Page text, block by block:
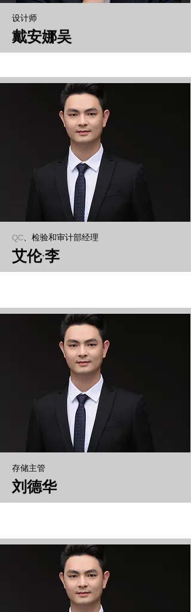
设计师
戴安娜吴
QC、检验和审计部经理
艾伦·李
​存储主管
刘德华